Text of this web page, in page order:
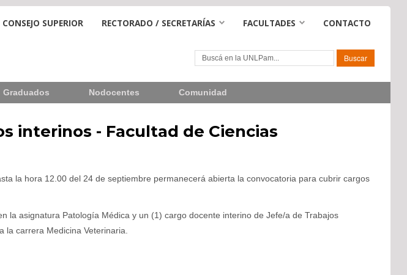
CONSEJO SUPERIOR RECTORADO / SECRETARÍAS FACULTADES CONTACTO
Graduados Nodocentes Comunidad
interinos - Facultad de Ciencias
la hora 12.00 del 24 de septiembre permanecerá abierta la convocatoria para cubrir cargos
la asignatura Patología Médica y un (1) cargo docente interino de Jefe/a de Trabajos
la carrera Medicina Veterinaria.